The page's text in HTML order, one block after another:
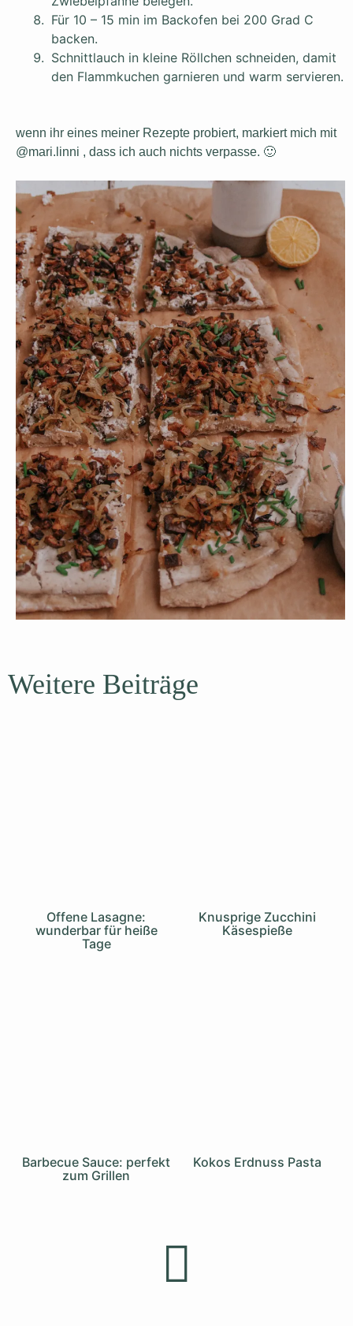
Für 10 – 15 min im Backofen bei 200 Grad C
backen.
Schnittlauch in kleine Röllchen schneiden, damit
den Flammkuchen garnieren und warm servieren.
wenn ihr eines meiner Rezepte probiert, markiert mich mit
@mari.linni , dass ich auch nichts verpasse. 🙂
Weitere Beiträge
Offene Lasagne:
wunderbar für heiße
Tage
Knusprige Zucchini
Käsespieße
Barbecue Sauce: perfekt
zum Grillen
Kokos Erdnuss Pasta